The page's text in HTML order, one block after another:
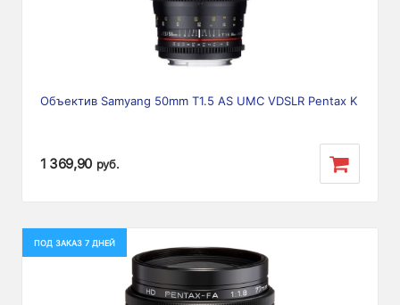
Объектив Samyang 50mm T1.5 AS UMC VDSLR Pentax K
1 369,90 руб.
ПОД ЗАКАЗ 7 ДНЕЙ